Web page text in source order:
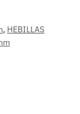
, HEBILLAS